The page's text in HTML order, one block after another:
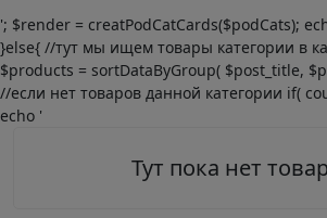
'; $render = creatPodCatCards($podCats);
}else{ //тут мы ищем товары категории в
$products = sortDataByGroup( $post_title,
//если нет товаров данной категории if(
echo '
Тут пока нет